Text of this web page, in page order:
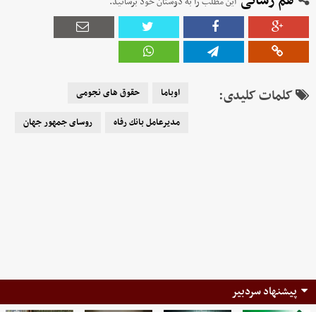
کلمات کلیدی: اوباما
حقوق های نجومی
مديرعامل بانك رفاه
روسای جمهور جهان
پیشنهاد سردبیر